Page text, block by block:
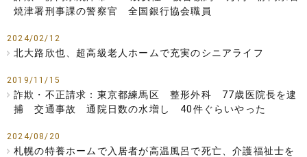
焼津署刑事課の警察官 全国銀行協会職員
2024/02/12
北大路欣也、超高級老人ホームで充実のシニアライフ
2019/11/15
詐欺・不正請求：東京都練馬区 整形外科 77歳医院長を逮
捕 交通事故 通院日数の水増し 40件ぐらいやった
2024/08/20
札幌の特養ホームで入居者が高温風呂で死亡、介護福祉士を